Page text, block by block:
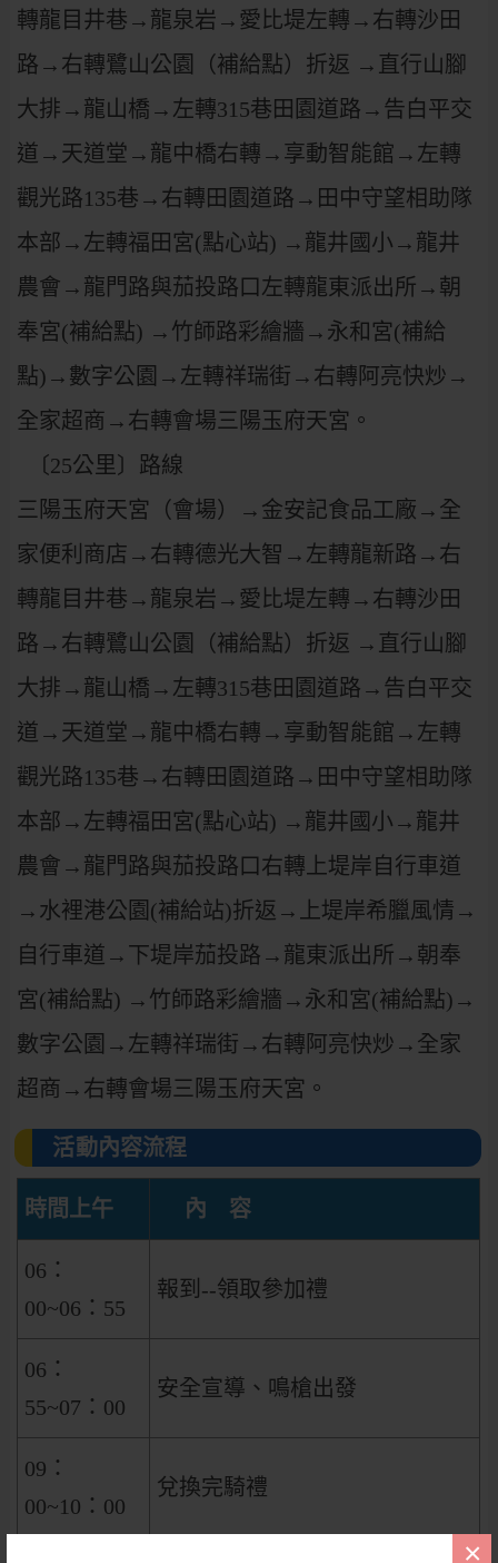
×
轉龍目井巷→龍泉岩→愛比堤左轉→右轉沙田
路→右轉鷺山公園（補給點）折返 →直行山腳
大排→龍山橋→左轉315巷田園道路→告白平交
道→天道堂→龍中橋右轉→享動智能館→左轉
觀光路135巷→右轉田園道路→田中守望相助隊
本部→左轉福田宮(點心站) →龍井國小→龍井
農會→龍門路與茄投路口左轉龍東派出所→朝
奉宮(補給點) →竹師路彩繪牆→永和宮(補給
點)→數字公園→左轉祥瑞街→右轉阿亮快炒→
全家超商→右轉會場三陽玉府天宮。
〔25公里〕路線
三陽玉府天宮（會場）→金安記食品工廠→全
家便利商店→右轉德光大智→左轉龍新路→右
轉龍目井巷→龍泉岩→愛比堤左轉→右轉沙田
路→右轉鷺山公園（補給點）折返 →直行山腳
大排→龍山橋→左轉315巷田園道路→告白平交
道→天道堂→龍中橋右轉→享動智能館→左轉
觀光路135巷→右轉田園道路→田中守望相助隊
本部→左轉福田宮(點心站) →龍井國小→龍井
農會→龍門路與茄投路口右轉上堤岸自行車道
→水裡港公園(補給站)折返→上堤岸希臘風情→
自行車道→下堤岸茄投路→龍東派出所→朝奉
宮(補給點) →竹師路彩繪牆→永和宮(補給點)→
數字公園→左轉祥瑞街→右轉阿亮快炒→全家
超商→右轉會場三陽玉府天宮。
活動內容流程
時間上午 內 容
06：
00~06：55
報到--領取參加禮
06：
55~07：00
安全宣導、鳴槍出發
09：
00~10：00
兌換完騎禮